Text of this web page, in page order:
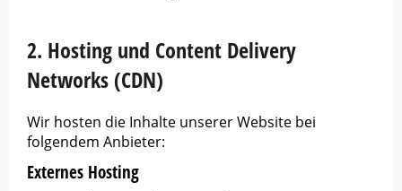
2. Hosting und Content Delivery
Networks (CDN)
Wir hosten die Inhalte unserer Website bei
folgendem Anbieter:
Externes Hosting